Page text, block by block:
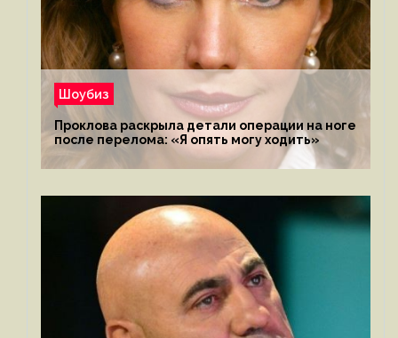
Шоубиз
Проклова раскрыла детали операции на ноге
после перелома: «Я опять могу ходить»